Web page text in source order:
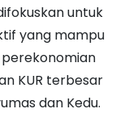
untuk
yang mampu
KUR terbesar
dan Kedu.